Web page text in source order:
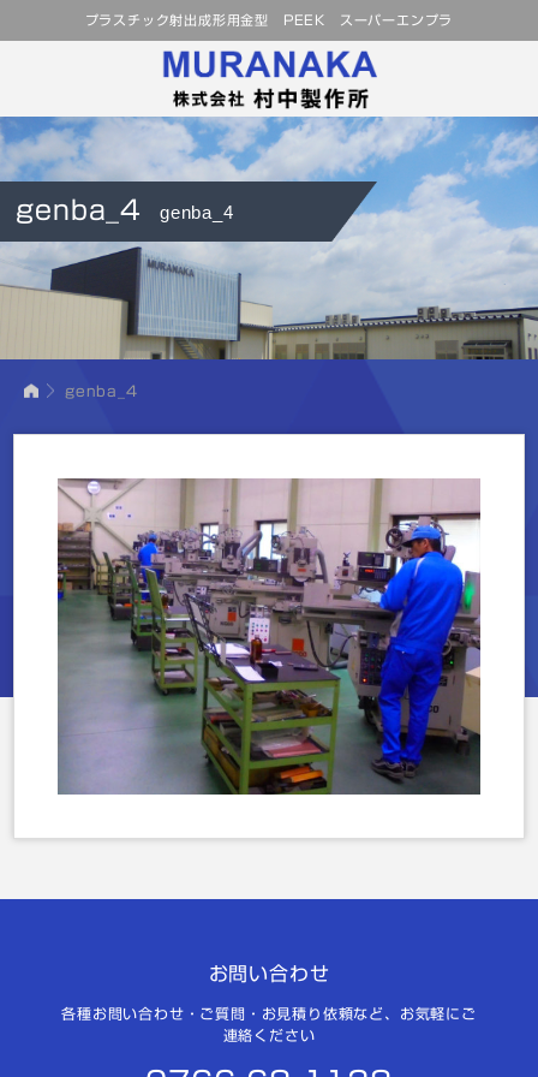
プラスチック射出成形用金型 PEEK スーパーエンプラ
genba_4 genba_4
genba_4
お問い合わせ
各種お問い合わせ・ご質問・お見積り依頼など、お気軽にご
連絡ください